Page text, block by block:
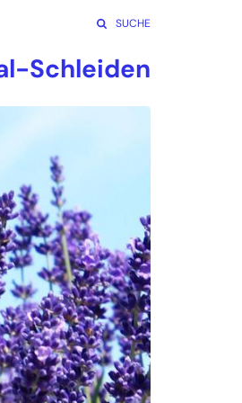
SUCHE
Schleiden